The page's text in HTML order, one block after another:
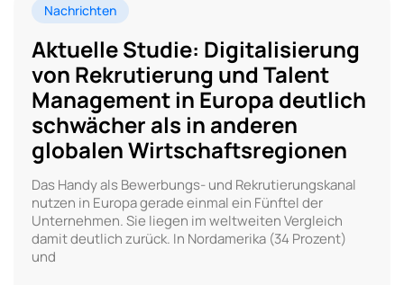
Nachrichten
Aktuelle Studie: Digitalisierung
von Rekrutierung und Talent
Management in Europa deutlich
schwächer als in anderen
globalen Wirtschaftsregionen
Das Handy als Bewerbungs- und Rekrutierungskanal
nutzen in Europa gerade einmal ein Fünftel der
Unternehmen. Sie liegen im weltweiten Vergleich
damit deutlich zurück. In Nordamerika (34 Prozent)
und